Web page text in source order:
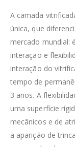
A camada
única, que
mercado mundial:
interação e
interação do
tempo de
3 anos. A
uma superfície
mecânicos e de
a aparição de